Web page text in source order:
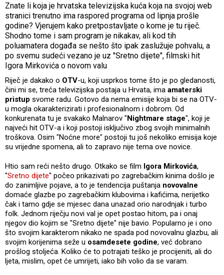
Znate li koja je hrvatska televizijska kuća koja na svojoj web
stranici trenutno ima raspored programa od lipnja prošle
godine? Vjerujem kako pretpostavljate o kome je tu riječ.
Shodno tome i sam program je nikakav, ali kod tih
poluamatera događa se nešto što ipak zaslužuje pohvalu, a
po svemu sudeći vezano je uz "Sretno dijete", filmski hit
Igora Mirkovića o novom valu
Riječ je dakako o OTV-u, koji usprkos tome što je po gledanosti,
čini mi se, treća televizijska postaja u Hrvata, ima amaterski
pristup svome radu. Gotovo da nema emisije koja bi se na OTV-
u mogla okarakterizirati i profesionalnom i dobrom. Od
konkurenata tu je svakako Malnarov "Nightmare stage", koji je
najveći hit OTV-a i koji postoji isključivo zbog svojih minimalnih
troškova. Osim "Noćne more" postoji tu još nekoliko emisija koje
su vrijedne spomena, ali to zapravo nije tema ove novice.
Htio sam reći nešto drugo. Otkako se film Igora Mirkovića,
"Sretno dijete" počeo prikazivati po zagrebačkim kinima došlo je
do zanimljive pojave, a to je tendencija puštanja novovalne
domaće glazbe po zagrebačkim klubovima i kafićima, nerijetko
čak i tamo gdje se mjesec dana unazad orio narodnjak i turbo
folk. Jednom riječju novi val je opet postao hitom, pa i onaj
njegov dio kojim se "Sretno dijete" nije bavio. Popularno je i ono
što svojim karakterom nikako ne spada pod novovalnu glazbu, ali
svojim korijenima seže u osamdesete godine, već dobrano
prošlog stoljeća. Koliko će to potrajati teško je procijeniti, ali do
ljeta, mislim, opet će umrijeti, iako bih volio da se varam.